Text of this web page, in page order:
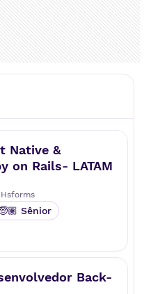
Native &
on Rails- LATAM
Hsforms
Sênior
Back-